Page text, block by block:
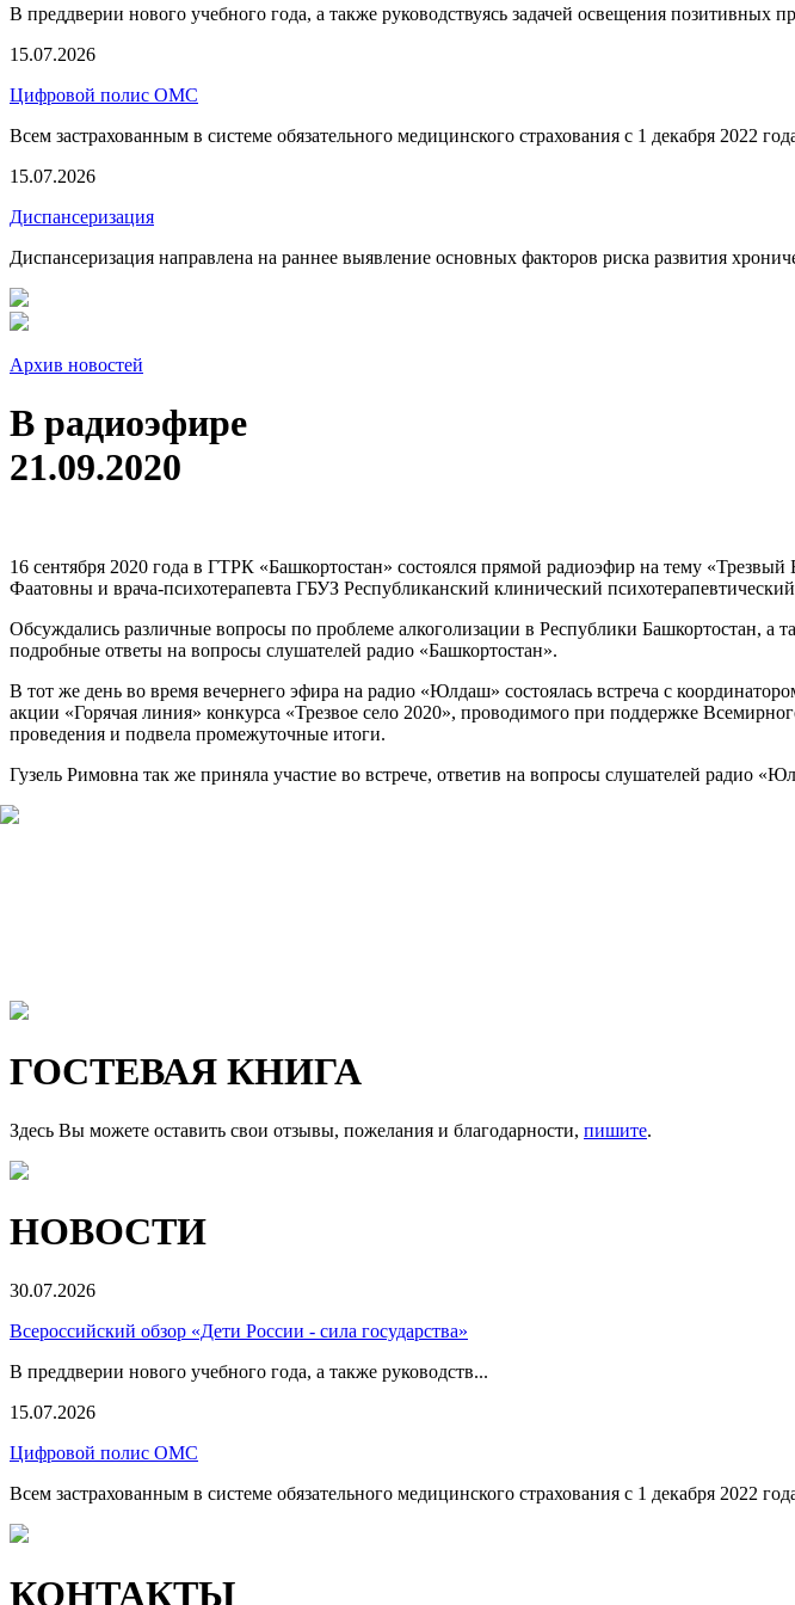
В преддверии нового учебного года, а также руководствуясь задачей освещения
15.07.2026
Цифровой полис ОМС
Всем застрахованным в системе обязательного медицинского страхования с 1 декабря
15.07.2026
Диспансеризация
Диспансеризация направлена на раннее выявление основных факторов риска развития
Архив новостей
В радиоэфире
21.09.2020
16 сентября 2020 года в ГТРК «Башкортостан» состоялся прямой радиоэфир на тему
Фаатовны и врача-психотерапевта ГБУЗ Республиканский клинический
Обсуждались различные вопросы по проблеме алкоголизации в Республики Башкортостан,
подробные ответы на вопросы слушателей радио «Башкортостан».
В тот же день во время вечернего эфира на радио «Юлдаш» состоялась встреча с
акции «Горячая линия» конкурса «Трезвое село 2020», проводимого при поддержке
проведения и подвела промежуточные итоги.
Гузель Римовна так же приняла участие во встрече, ответив на вопросы слушателей радио
ГОСТЕВАЯ КНИГА
Здесь Вы можете оставить свои отзывы, пожелания и благодарности, пишите.
НОВОСТИ
30.07.2026
Всероссийский обзор «Дети России - сила государства»
В преддверии нового учебного года, а также руководств...
15.07.2026
Цифровой полис ОМС
Всем застрахованным в системе обязательного медицинского страхования с 1 декабря 2022
КОНТАКТЫ